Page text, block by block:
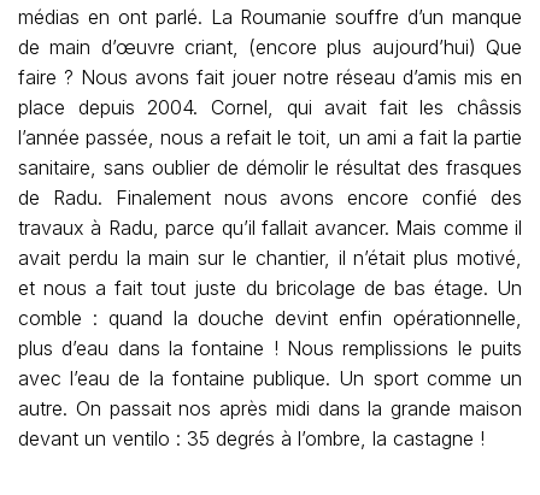
médias en ont parlé. La Roumanie souffre d’un manque
de main d’œuvre criant, (encore plus aujourd’hui) Que
faire ? Nous avons fait jouer notre réseau d’amis mis en
place depuis 2004. Cornel, qui avait fait les châssis
l’année passée, nous a refait le toit, un ami a fait la partie
sanitaire, sans oublier de démolir le résultat des frasques
de Radu. Finalement nous avons encore confié des
travaux à Radu, parce qu’il fallait avancer. Mais comme il
avait perdu la main sur le chantier, il n’était plus motivé,
et nous a fait tout juste du bricolage de bas étage. Un
comble : quand la douche devint enfin opérationnelle,
plus d’eau dans la fontaine ! Nous remplissions le puits
avec l’eau de la fontaine publique. Un sport comme un
autre. On passait nos après midi dans la grande maison
devant un ventilo : 35 degrés à l’ombre, la castagne !